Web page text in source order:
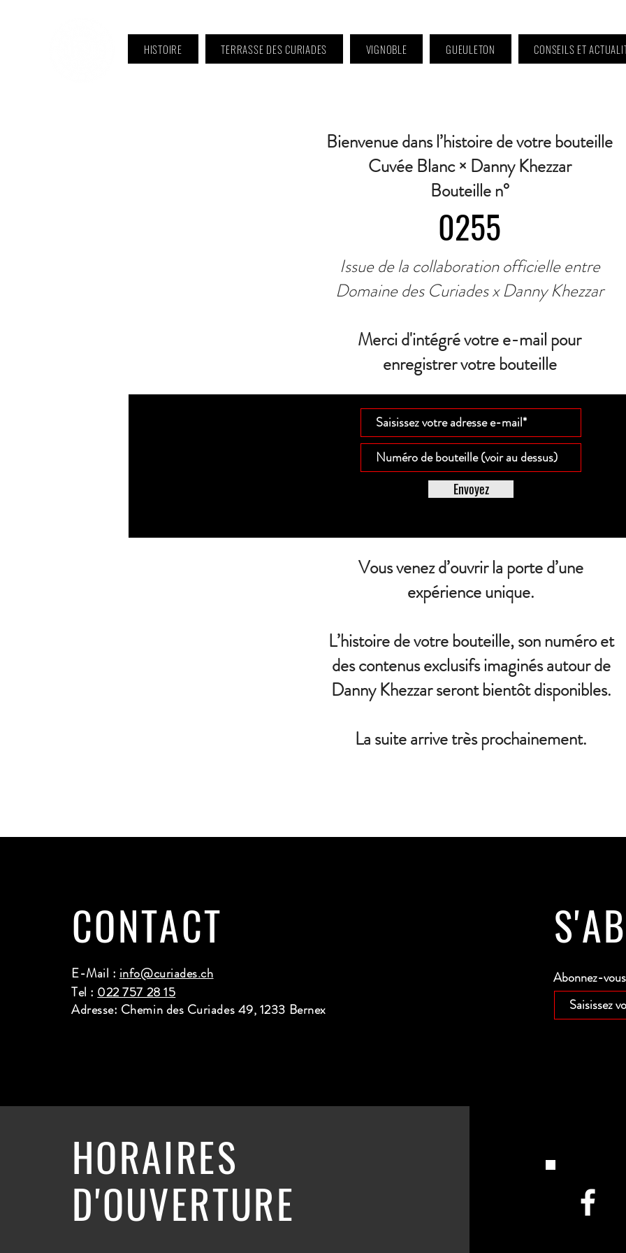
HISTOIRE TERRASSE DES CURIADES VIGNOBLE GUEULETON CONSEILS ET
Bienvenue dans l’histoire de votre bouteille
Cuvée Blanc × Danny Khezzar
Bouteille n°
0255
Issue de la collaboration officielle entre
Domaine des Curiades x Danny Khezzar
Merci d'intégré votre e-mail pour
enregistrer votre bouteille
Envoyez
Vous venez d’ouvrir la porte d’une
expérience unique.
L’histoire de votre bouteille, son numéro et
des contenus exclusifs imaginés autour de
Danny Khezzar seront bientôt disponibles.
La suite arrive très prochainement.
CONTACT
E-Mail : info@curiades.ch
Tel : 022 757 28 15
Adresse: Chemin des Curiades 49, 1233 Bernex
Abonnez-
HORAIRES
D'OUVERTURE